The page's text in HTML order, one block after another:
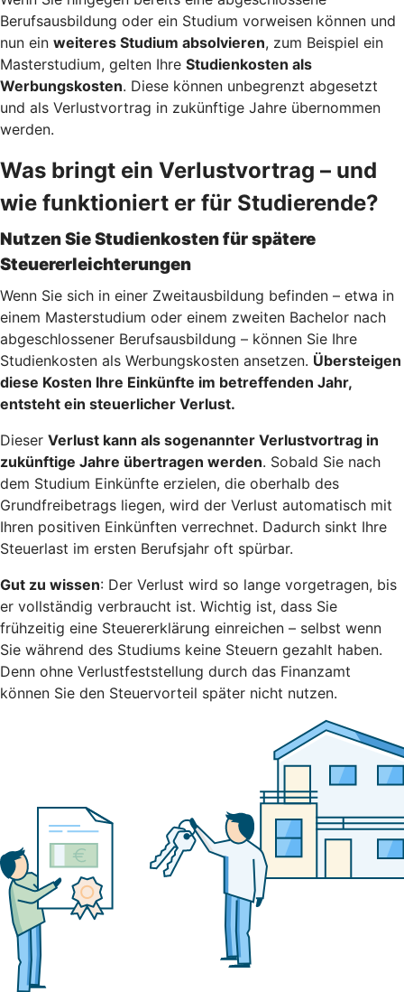
Berufsausbildung oder ein Studium vorweisen können und
nun ein weiteres Studium absolvieren, zum Beispiel ein
Masterstudium, gelten Ihre Studienkosten als
Werbungskosten. Diese können unbegrenzt abgesetzt
und als Verlustvortrag in zukünftige Jahre übernommen
werden.
Was bringt ein Verlustvortrag – und
wie funktioniert er für Studierende?
Nutzen Sie Studienkosten für spätere
Steuererleichterungen
Wenn Sie sich in einer Zweitausbildung befinden – etwa in
einem Masterstudium oder einem zweiten Bachelor nach
abgeschlossener Berufsausbildung – können Sie Ihre
Studienkosten als Werbungskosten ansetzen. Übersteigen
diese Kosten Ihre Einkünfte im betreffenden Jahr,
entsteht ein steuerlicher Verlust.
Dieser Verlust kann als sogenannter Verlustvortrag in
zukünftige Jahre übertragen werden. Sobald Sie nach
dem Studium Einkünfte erzielen, die oberhalb des
Grundfreibetrags liegen, wird der Verlust automatisch mit
Ihren positiven Einkünften verrechnet. Dadurch sinkt Ihre
Steuerlast im ersten Berufsjahr oft spürbar.
Gut zu wissen: Der Verlust wird so lange vorgetragen, bis
er vollständig verbraucht ist. Wichtig ist, dass Sie
frühzeitig eine Steuererklärung einreichen – selbst wenn
Sie während des Studiums keine Steuern gezahlt haben.
Denn ohne Verlustfeststellung durch das Finanzamt
können Sie den Steuervorteil später nicht nutzen.